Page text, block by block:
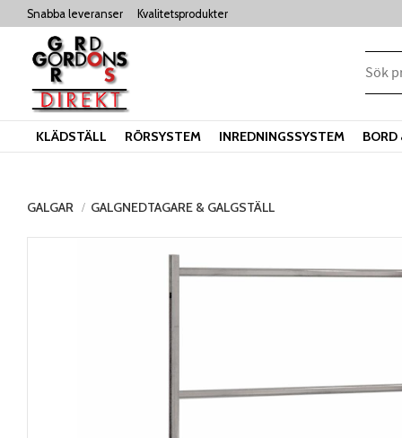
Snabba leveranser Kvalitetsprodukter
KLÄDSTÄLL RÖRSYSTEM INREDNINGSSYSTEM BORD
GALGAR GALGNEDTAGARE & GALGSTÄLL